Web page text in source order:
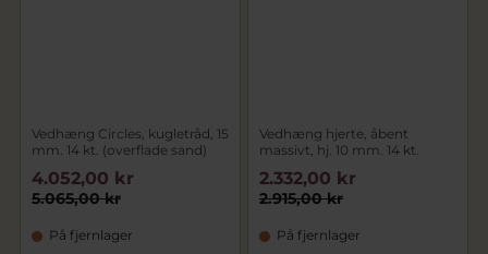
Vedhæng Circles, kugletråd, 15
mm. 14 kt. (overflade sand)
5.065,00 kr
4.052,00 kr
På fjernlager
Vedhæng hjerte, åbent
massivt, hj. 10 mm. 14 kt.
2.915,00 kr
2.332,00 kr
På fjernlager